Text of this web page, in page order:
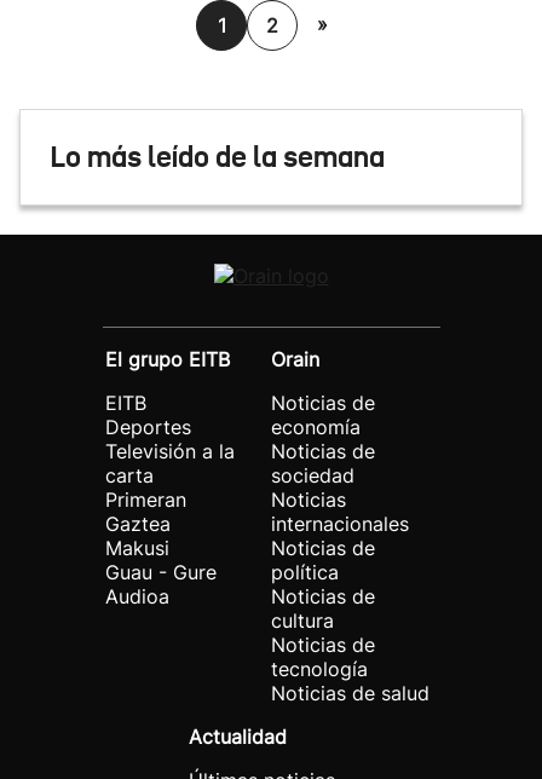
1 2 »
Lo más leído de la semana
El grupo EITB
EITB
Deportes
Televisión a la
carta
Primeran
Gaztea
Makusi
Guau - Gure
Audioa
Orain
Noticias de
economía
Noticias de
sociedad
Noticias
internacionales
Noticias de
política
Noticias de
cultura
Noticias de
tecnología
Noticias de salud
Actualidad